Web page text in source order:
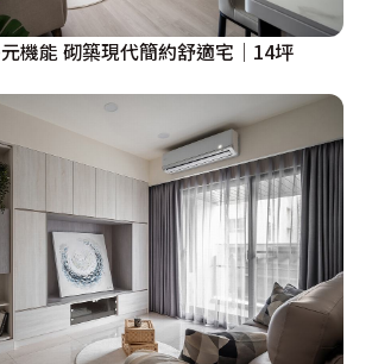
機能 砌築現代簡約舒適宅│14坪